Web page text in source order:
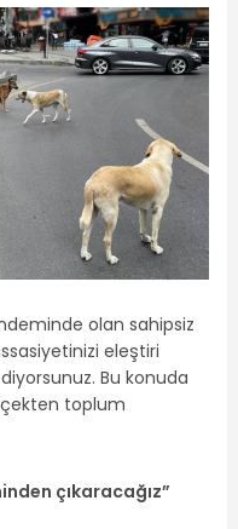
olan sahipsiz
eleştiri
Bu konuda
toplum
çıkaracağız”